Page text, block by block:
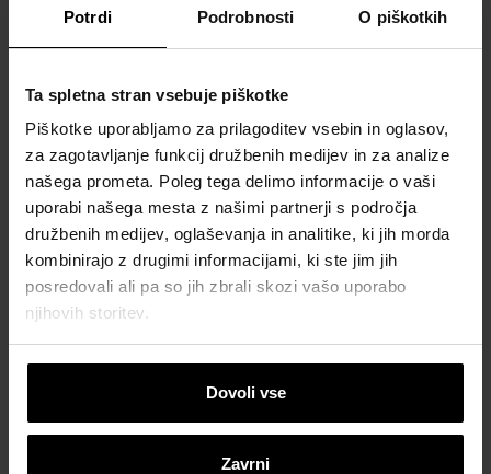
Potrdi Podrobnosti O piškotkih
Ta spletna stran vsebuje piškotke
Piškotke uporabljamo za prilagoditev vsebin in oglasov,
za zagotavljanje funkcij družbenih medijev in za analize
našega prometa. Poleg tega delimo informacije o vaši
uporabi našega mesta z našimi partnerji s področja
družbenih medijev, oglaševanja in analitike, ki jih morda
kombinirajo z drugimi informacijami, ki ste jim jih
posredovali ali pa so jih zbrali skozi vašo uporabo
njihovih storitev.
Dovoli vse
Zavrni